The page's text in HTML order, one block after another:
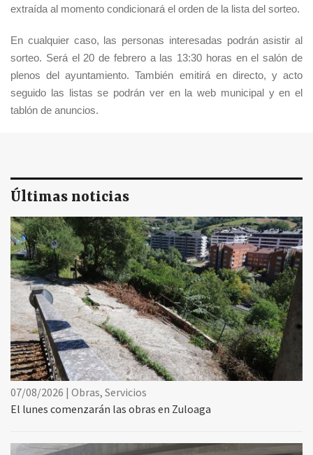
extraída al momento condicionará el orden de la lista del sorteo.
En cualquier caso, las personas interesadas podrán asistir al
sorteo. Será el 20 de febrero a las 13:30 horas en el salón de
plenos del ayuntamiento. También emitirá en directo, y acto
seguido las listas se podrán ver en la web municipal y en el
tablón de anuncios.
Últimas noticias
07/08/2026 | Obras, Servicios
El lunes comenzarán las obras en Zuloaga